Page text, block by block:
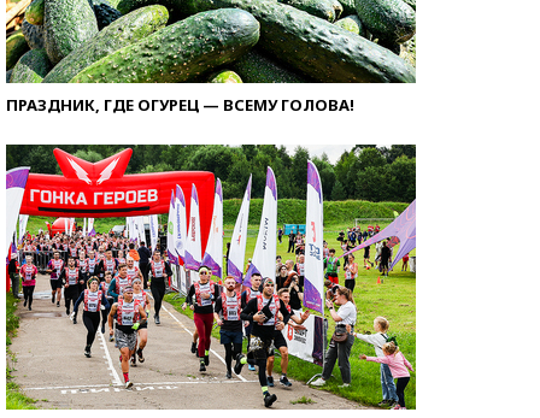
ПРАЗДНИК, ГДЕ ОГУРЕЦ — ВСЕМУ ГОЛОВА!